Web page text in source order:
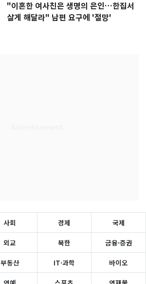
"이혼한 여사친은 생명의 은인…한집서
살게 해달라" 남편 요구에 '절망'
사회 경제 국제
외교 북한 금융·증권
부동산 IT·과학 바이오